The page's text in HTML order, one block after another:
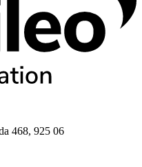
468, 925 06